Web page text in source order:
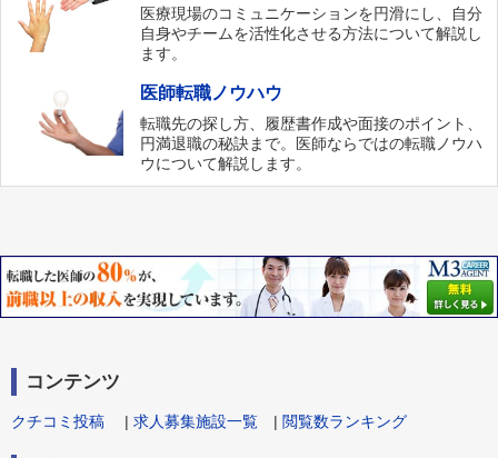
医療現場のコミュニケーションを円滑にし、自分
自身やチームを活性化させる方法について解説し
ます。
医師転職ノウハウ
転職先の探し方、履歴書作成や面接のポイント、
円満退職の秘訣まで。医師ならではの転職ノウハ
ウについて解説します。
コンテンツ
クチコミ投稿 | 求人募集施設一覧 | 閲覧数ランキング